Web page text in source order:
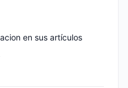
en sus artículos